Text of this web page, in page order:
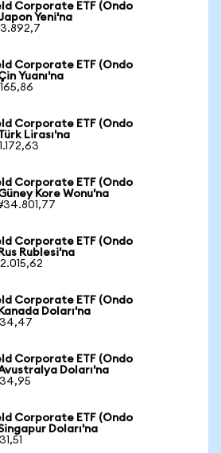
Corporate ETF (Ondo
Yeni'na
Corporate ETF (Ondo
Yuanı'na
Corporate ETF (Ondo
Lirası'na
Corporate ETF (Ondo
Kore Wonu'na
Corporate ETF (Ondo
Rublesi'na
Corporate ETF (Ondo
Doları'na
Corporate ETF (Ondo
Doları'na
Corporate ETF (Ondo
Doları'na